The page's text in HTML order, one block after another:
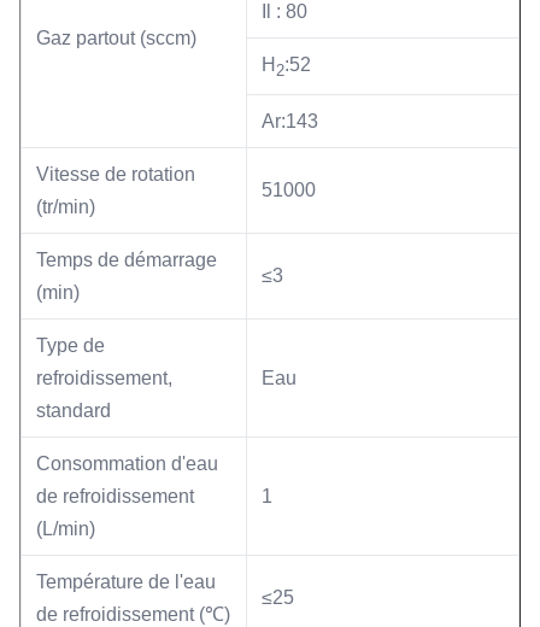
Gaz partout (sccm)
Il : 80
H 2:52
Ar:143
Vitesse de rotation
(tr/min)
51000
Temps de démarrage
(min)
≤3
Type de
refroidissement,
standard
Eau
Consommation d'eau
de refroidissement
(L/min)
1
Température de l'eau
de refroidissement (℃)
≤25